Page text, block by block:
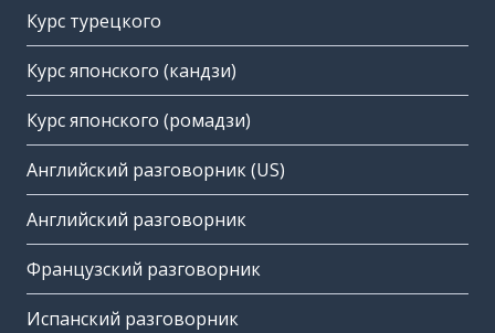
Курс турецкого
Курс японского (кандзи)
Курс японского (ромадзи)
Английский разговорник (US)
Английский разговорник
Французский разговорник
Испанский разговорник